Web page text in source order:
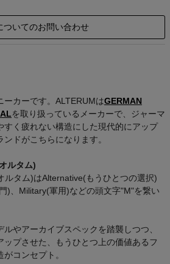
ついてのお問い合わせ
ーカーです。ALTERUMはGERMAN
を取り扱っているメーカーで、ジャーマ
すく疲れない構造にした現代的にアップ
ドがこちらになります。
ルタム)
ルタム)はAlternative(もうひとつの選択)
)、Military(軍用)などの頭文字"M"を繋い
やアーカイブスペックを踏襲しつつ、
ップさせた、もうひとつ上の価値あるフ
コンセプト。